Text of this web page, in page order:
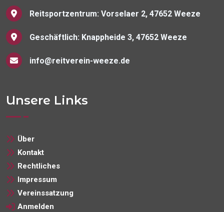
Reitsportzentrum: Vorselaer 2, 47652 Weeze
Geschäftlich: Knappheide 3, 47652 Weeze
info@reitverein-weeze.de
Unsere Links
Über
Kontakt
Rechtliches
Impressum
Vereinssatzung
Anmelden